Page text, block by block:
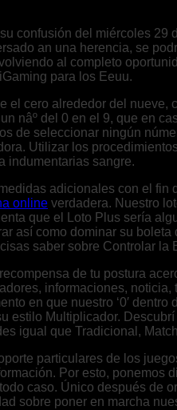
confusión del miércoles
an una herencia, se
al completo
para los Eeuu.
el cero alrededor del
nâº del 0 en el 9, que en
de seleccionar ningún
Utilizar los
indumentarias sangre.
adicionales con el
online verdadera. Nuestro
que el Loto Plus serí­a
así­ como dominar su
saber sobre Controlar
de tu postura
informaciones,
en que nuestro ‘0′
estilo Multiplicador.
igual que Tradicional,
particulares de los
Por esto,
caso. Único después de
sobre poner en marcha